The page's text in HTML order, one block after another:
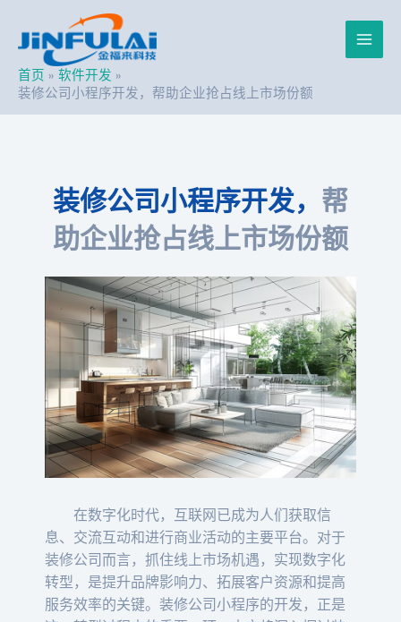
Main
首页
软件开发
装修公司小程序开发，帮助企业抢占线上市场份额
装修公司小程序开发， 帮
助企业抢占线上市场份额
在数字化时代，互联网已成为人们获取信
息、交流互动和进行商业活动的主要平台。对于
装修公司而言，抓住线上市场机遇，实现数字化
转型，是提升品牌影响力、拓展客户资源和提高
服务效率的关键。装修公司小程序的开发，正是
navigation